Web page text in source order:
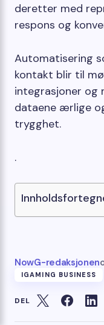
deretter med
respons og
Automatisering
kontakt blir til
integrasjoner og
dataene ærlige
trygghet.
.
NowG-redaksjonen
IGAMING BUSINESS
DEL